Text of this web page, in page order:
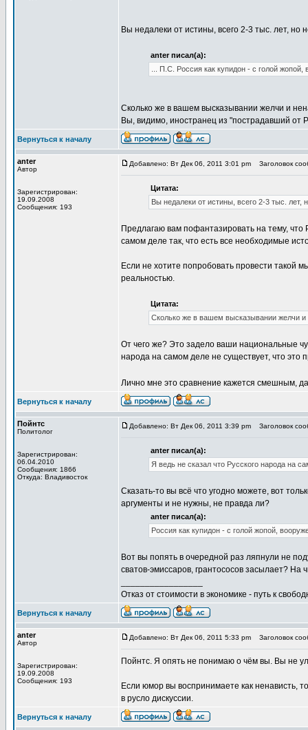
Вы недалеки от истины, всего 2-3 тыс. лет,
anter писал(а):
... П.С. Россия как купидон - с голой
Сколько же в вашем высказывании желчи и
Вы, видимо, иностранец из "пострадавший от
Вернуться к началу
anter
Автор
Зарегистрирован:
19.09.2008
Сообщения: 193
Добавлено: Вт Дек 06, 2011 3:01 pm Заголовок
Цитата:
Вы недалеки от истины, всего 2-3 тыс.
Предлагаю вам пофантазировать на тему, что
самом деле так, что есть все необходимые
Если не хотите попробовать провести такой
реальностью.
Цитата:
Сколько же в вашем высказывании желчи и
От чего же? Это задело ваши национальные
народа на самом деле не существует, что это
Лично мне это сравнение кажется смешным,
Вернуться к началу
Пойнтс
Политолог
Зарегистрирован:
06.04.2010
Сообщения: 1866
Откуда: Владивосток
Добавлено: Вт Дек 06, 2011 3:39 pm Заголовок
anter писал(а):
Я ведь не сказал что Русского народа на
Сказать-то вы всё что угодно можете, вот
аргументы и не нужны, не правда ли?
anter писал(а):
Россия как купидон - с голой жопой,
Вот вы попять в очередной раз ляпнули не
сватов-эмиссаров, грантососов засылает? На
Отказ от стоимости в экономике - путь к
Вернуться к началу
anter
Автор
Зарегистрирован:
19.09.2008
Сообщения: 193
Добавлено: Вт Дек 06, 2011 5:33 pm Заголовок
Пойнтс. Я опять не понимаю о чём вы. Вы не
Если юмор вы воспринимаете как ненависть,
в русло дискуссии.
Вернуться к началу